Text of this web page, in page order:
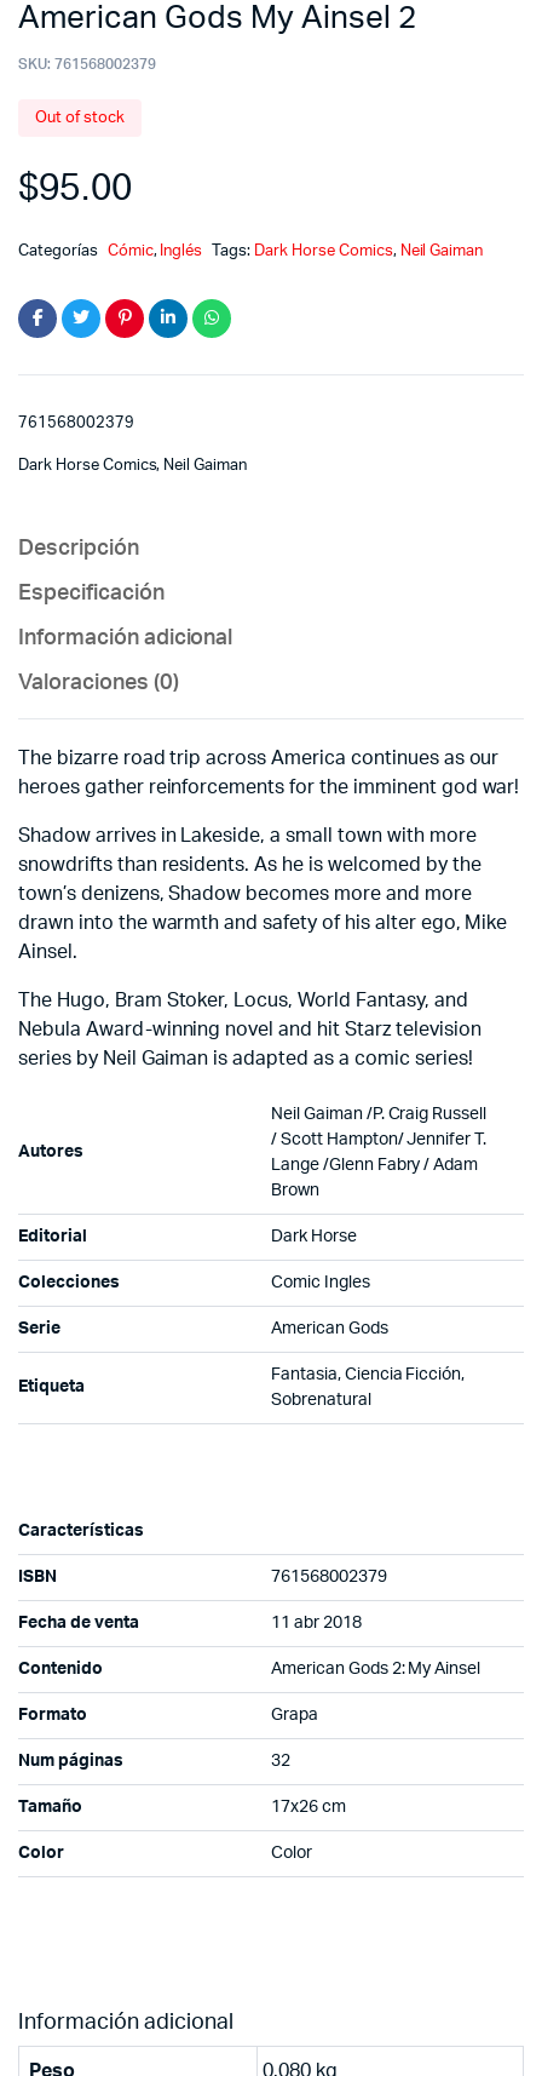
American Gods My Ainsel 2
SKU: 761568002379
Out of stock
$95.00
Categorías Cómic, Inglés Tags: Dark Horse Comics, Neil Gaiman
761568002379
Dark Horse Comics, Neil Gaiman
Descripción
Especificación
Información adicional
Valoraciones (0)
The bizarre road trip across America continues as our
heroes gather reinforcements for the imminent god war!
Shadow arrives in Lakeside, a small town with more
snowdrifts than residents. As he is welcomed by the
town’s denizens, Shadow becomes more and more
drawn into the warmth and safety of his alter ego, Mike
Ainsel.
The Hugo, Bram Stoker, Locus, World Fantasy, and
Nebula Award-winning novel and hit Starz television
series by Neil Gaiman is adapted as a comic series!
Autores
Neil Gaiman /P. Craig Russell
/ Scott Hampton/ Jennifer T.
Lange /Glenn Fabry / Adam
Brown
Editorial Dark Horse
Colecciones Comic Ingles
Serie American Gods
Etiqueta
Fantasia, Ciencia Ficción,
Sobrenatural
Características
ISBN 761568002379
Fecha de venta 11 abr 2018
Contenido American Gods 2: My Ainsel
Formato Grapa
Num páginas 32
Tamaño 17x26 cm
Color Color
Información adicional
Peso 0.080 kg